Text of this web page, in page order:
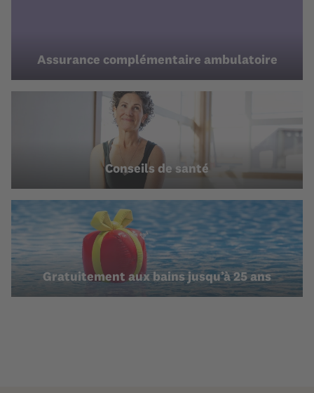
Assurance complémentaire ambulatoire
Conseils de santé
Gratuitement aux bains jusqu’à 25 ans